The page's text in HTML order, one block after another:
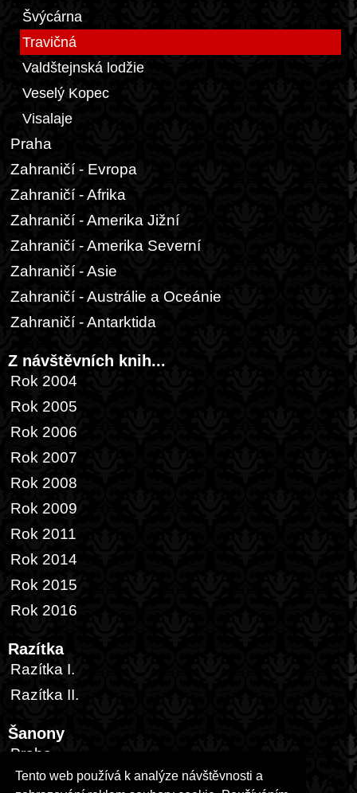
Tento web používá k analýze návštěvnosti a
Švýcárna
Travičná
Valdštejnská lodžie
Veselý Kopec
Visalaje
Praha
Zahraničí - Evropa
Zahraničí - Afrika
Zahraničí - Amerika Jižní
Zahraničí - Amerika Severní
Zahraničí - Asie
Zahraničí - Austrálie a Oceánie
Zahraničí - Antarktida
Z návštěvních knih...
Rok 2004
Rok 2005
Rok 2006
Rok 2007
Rok 2008
Rok 2009
Rok 2011
Rok 2014
Rok 2015
Rok 2016
Razítka
Razítka I.
Razítka II.
Šanony
Praha
Česká republika